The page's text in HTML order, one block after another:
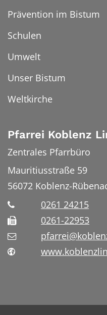
Prävention im Bistum
Schulen
Umwelt
Unser Bistum
Weltkirche
Pfarrei Koblenz
Zentrales Pfarrbüro
Mauritiusstraße 59
56072 Koblenz-
0261 24215
0261-22953